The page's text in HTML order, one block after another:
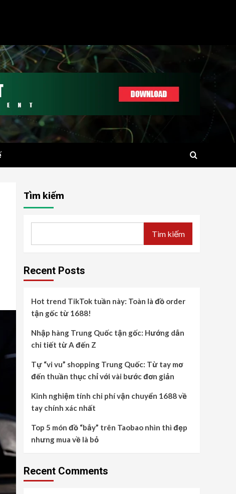
Tìm kiếm
Tìm kiếm
Recent Posts
Hot trend TikTok tuần này: Toàn là đồ order
tận gốc từ 1688!
Nhập hàng Trung Quốc tận gốc: Hướng dẫn
chi tiết từ A đến Z
Tự “vi vu” shopping Trung Quốc: Từ tay mơ
đến thuần thục chỉ với vài bước đơn giản
Kinh nghiệm tính chi phí vận chuyển 1688 về
tay chính xác nhất
Top 5 món đồ “bẫy” trên Taobao nhìn thì đẹp
nhưng mua về là bỏ
Recent Comments